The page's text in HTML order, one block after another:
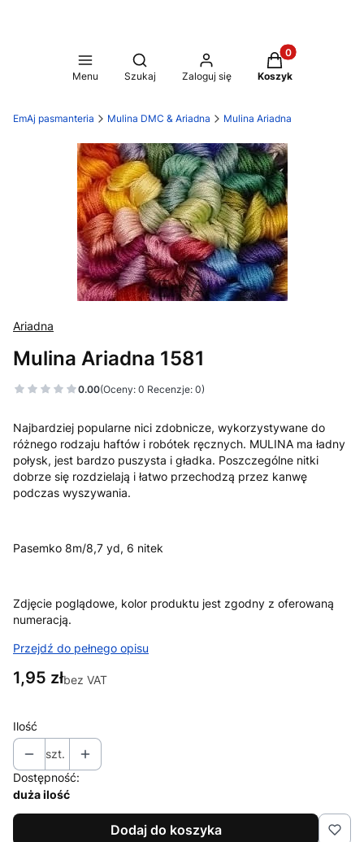
Menu
Otwórz wyszukiwarkę
Szukaj Zaloguj się
Produkty w
Koszyk
EmAj pasmanteria Mulina DMC & Ariadna Mulina Ariadna
Ariadna
Mulina Ariadna 1581
0.00(Oceny: 0 Recenzje: 0)
Najbardziej popularne nici zdobnicze, wykorzystywane do
różnego rodzaju haftów i robótek ręcznych. MULINA ma ładny
połysk, jest bardzo puszysta i gładka. Poszczególne nitki
dobrze się rozdzielają i łatwo przechodzą przez kanwę
podczas wyszywania.
Pasemko 8m/8,7 yd, 6 nitek
Zdjęcie poglądowe, kolor produktu jest zgodny z oferowaną
numeracją.
Przejdź do pełnego opisu
Cena
1,95 złbez VAT
Ilość
szt.
Dostępność:
duża ilość
Dodaj do koszyka